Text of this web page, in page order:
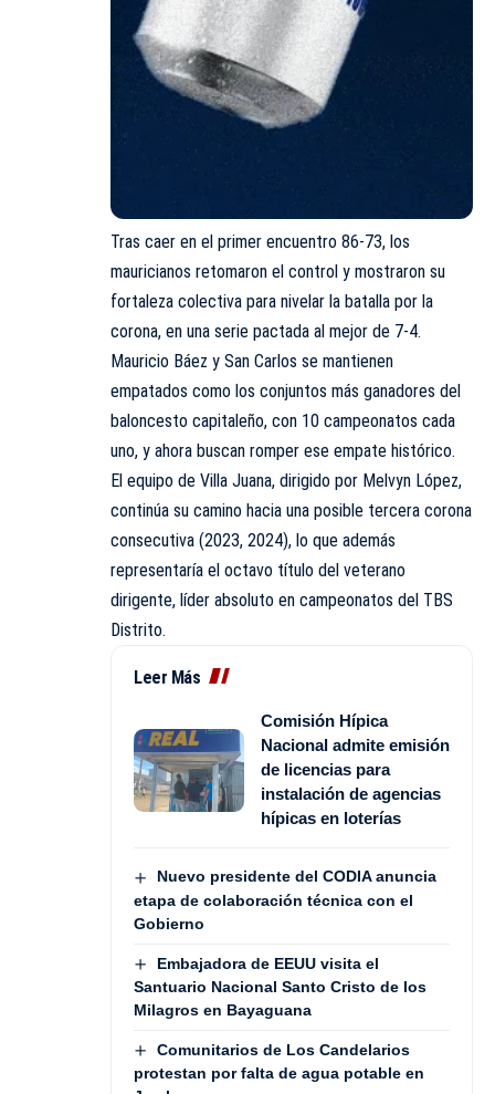
Tras caer en el primer encuentro 86-73, los
mauricianos retomaron el control y mostraron su
fortaleza colectiva para nivelar la batalla por la
corona, en una serie pactada al mejor de 7-4.
Mauricio Báez y San Carlos se mantienen
empatados como los conjuntos más ganadores del
baloncesto capitaleño, con 10 campeonatos cada
uno, y ahora buscan romper ese empate histórico.
El equipo de Villa Juana, dirigido por Melvyn López,
continúa su camino hacia una posible tercera corona
consecutiva (2023, 2024), lo que además
representaría el octavo título del veterano
dirigente, líder absoluto en campeonatos del TBS
Distrito.
Leer Más
Comisión Hípica
Nacional admite emisión
de licencias para
instalación de agencias
hípicas en loterías
Nuevo presidente del CODIA anuncia
etapa de colaboración técnica con el
Gobierno
Embajadora de EEUU visita el
Santuario Nacional Santo Cristo de los
Milagros en Bayaguana
Comunitarios de Los Candelarios
protestan por falta de agua potable en